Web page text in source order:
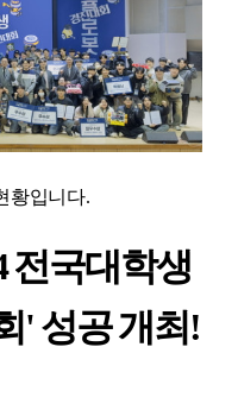
황입니다.
전국대학생
' 성공 개최!